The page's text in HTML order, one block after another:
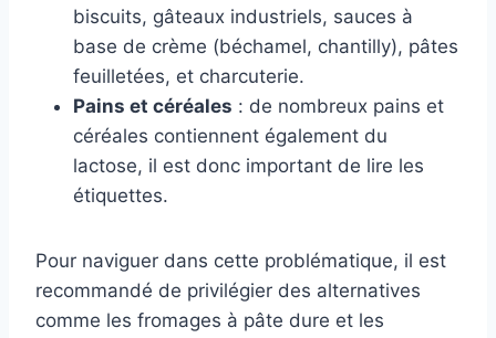
biscuits, gâteaux industriels, sauces à
base de crème (béchamel, chantilly), pâtes
feuilletées, et charcuterie.
Pains et céréales : de nombreux pains et
céréales contiennent également du
lactose, il est donc important de lire les
étiquettes.
Pour naviguer dans cette problématique, il est
recommandé de privilégier des alternatives
comme les fromages à pâte dure et les